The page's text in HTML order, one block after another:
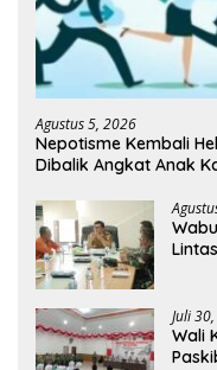
Agustus 5, 2026
Nepotisme Kembali
Dibalik Angkat Anak
Juli
Wali